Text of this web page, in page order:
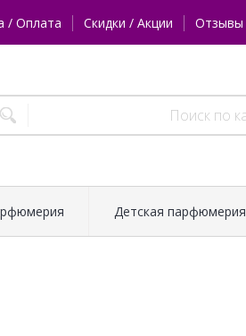
/ Оплата Скидки / Акции Отзывы
Детская парфюмерия